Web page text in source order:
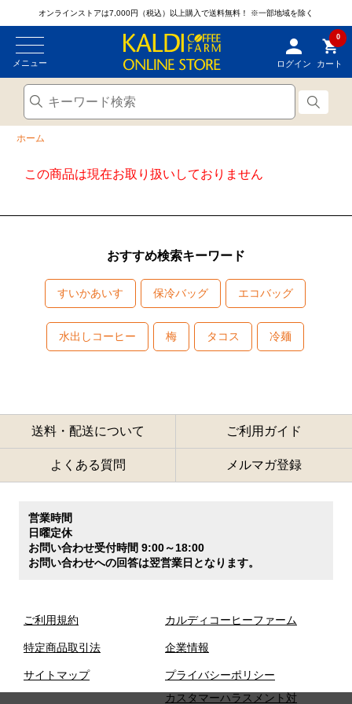
オンラインストアは7,000円（税込）以上購入で送料無料！ ※一部地域を除く
メニュー ログイン
0
カート
ホーム
この商品は現在お取り扱いしておりません
おすすめ検索キーワード
すいかあいす 保冷バッグ エコバッグ
水出しコーヒー 梅 タコス 冷麺
送料・配送について ご利用ガイド
よくある質問 メルマガ登録
営業時間
日曜定休
お問い合わせ受付時間 9:00～18:00
お問い合わせへの回答は翌営業日となります。
ご利用規約
特定商品取引法
サイトマップ
カルディコーヒーファーム
企業情報
プライバシーポリシー
カスタマーハラスメント対